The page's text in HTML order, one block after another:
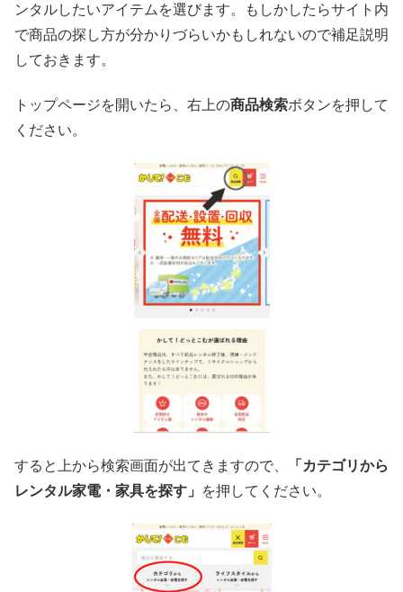
ンタルしたいアイテムを選びます。もしかしたらサイト内
で商品の探し方が分かりづらいかもしれないので補足説明
しておきます。
トップページを開いたら、右上の商品検索ボタンを押して
ください。
すると上から検索画面が出てきますので、
「カテゴリから
レンタル家電・家具を探す」
を押してください。